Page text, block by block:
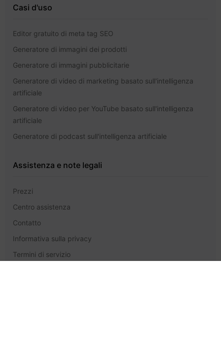
Casi d'uso
Editor gratuito di meta tag SEO
Generatore di immagini dei prodotti
Generatore di immagini pubblicitarie
Generatore di video di marketing basato sull'intelligenza
artificiale
Generatore di video per YouTube basato sull'intelligenza
artificiale
Generatore di podcast sull'intelligenza artificiale
Assistenza e note legali
Prezzi
Centro assistenza
Contatto
Informativa sulla privacy
Termini di servizio